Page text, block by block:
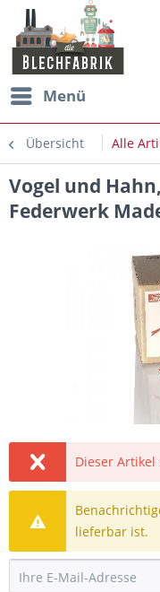
Menü
Übersicht Alle
Vogel und
Federwerk
Dieser
lieferbar ist.